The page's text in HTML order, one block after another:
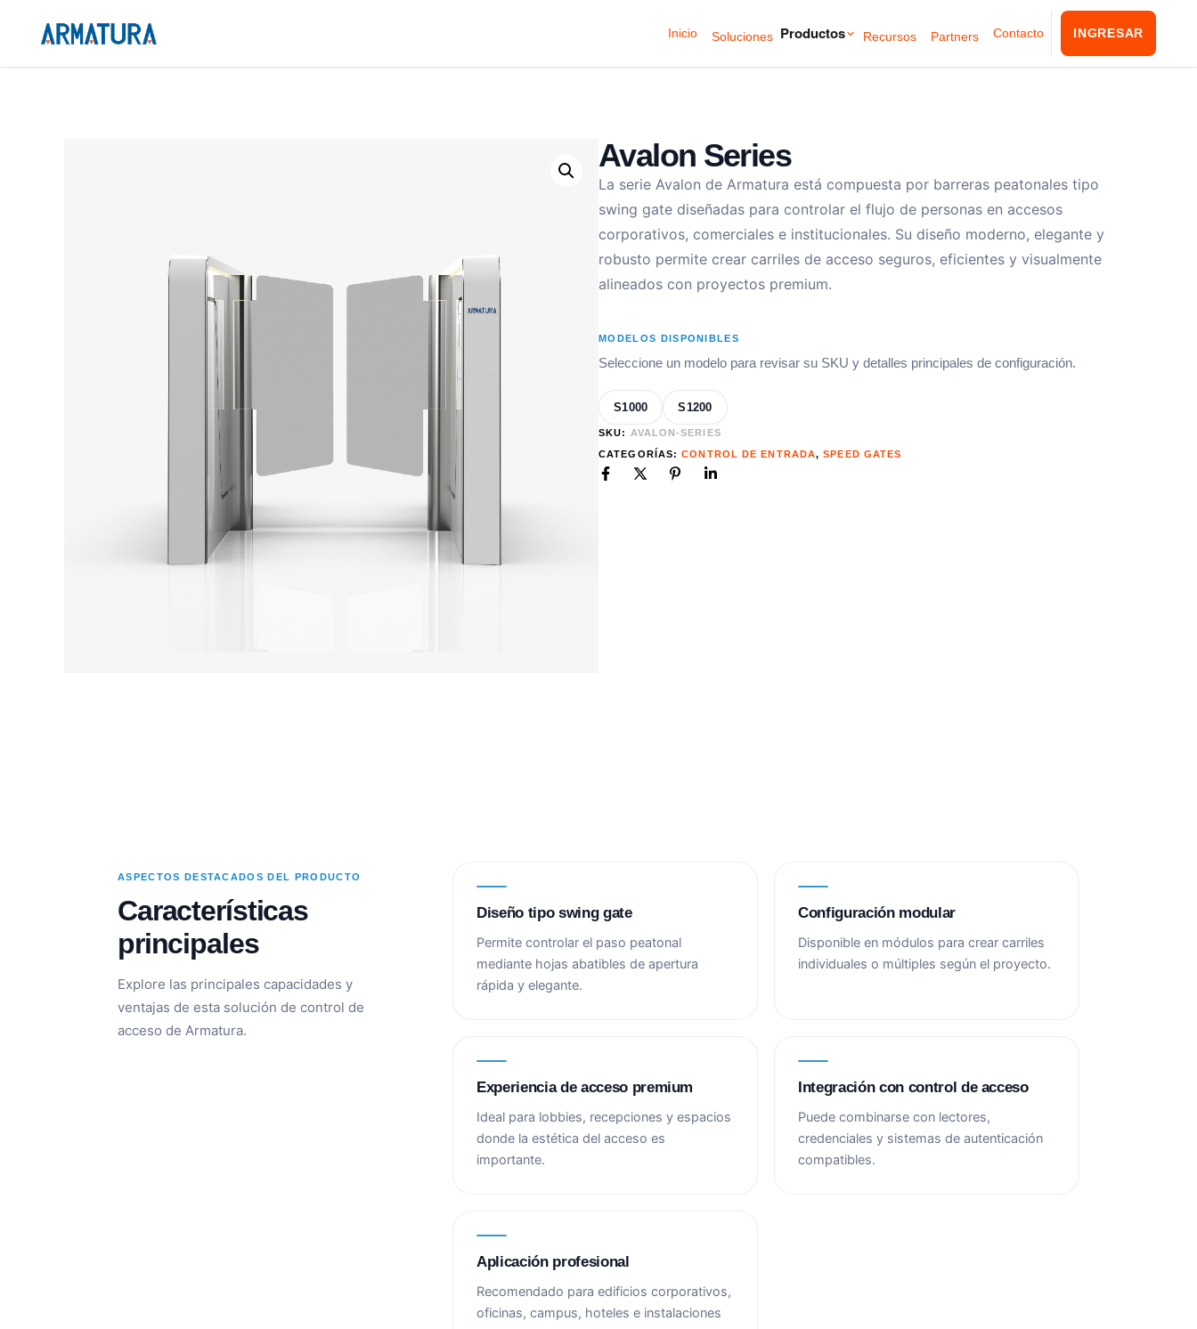
Inicio Soluciones Productos Recursos Partners Contacto INGRESAR
Avalon Series
La serie Avalon de Armatura está compuesta por barreras peatonales tipo
swing gate diseñadas para controlar el flujo de personas en accesos
corporativos, comerciales e institucionales. Su diseño moderno, elegante y
robusto permite crear carriles de acceso seguros, eficientes y visualmente
alineados con proyectos premium.
MODELOS DISPONIBLES
Seleccione un modelo para revisar su SKU y detalles principales de configuración.
S1000 S1200
SKU:
AVALON-SERIES
CATEGORÍAS:CONTROL DE ENTRADA,SPEED GATES
ASPECTOS DESTACADOS DEL PRODUCTO
Características
principales
Explore las principales capacidades y
ventajas de esta solución de control de
acceso de Armatura.
Diseño tipo swing gate
Permite controlar el paso peatonal
mediante hojas abatibles de apertura
rápida y elegante.
Configuración modular
Disponible en módulos para crear carriles
individuales o múltiples según el proyecto.
Experiencia de acceso premium
Ideal para lobbies, recepciones y espacios
donde la estética del acceso es
importante.
Integración con control de acceso
Puede combinarse con lectores,
credenciales y sistemas de autenticación
compatibles.
Aplicación profesional
Recomendado para edificios corporativos,
oficinas, campus, hoteles e instalaciones